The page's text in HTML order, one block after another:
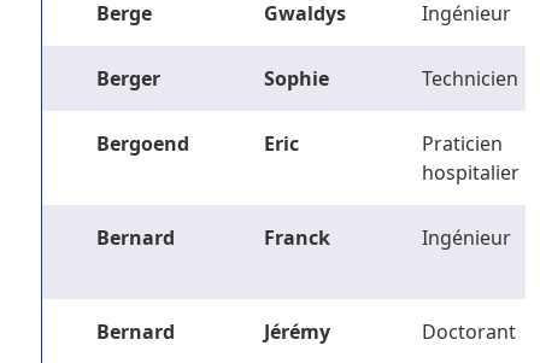
Berge Gwaldys Ingénieur
Berger Sophie Technicien
Bergoend Eric
Praticien
hospitalier
Bernard Franck Ingénieur
Bernard Jérémy Doctorant